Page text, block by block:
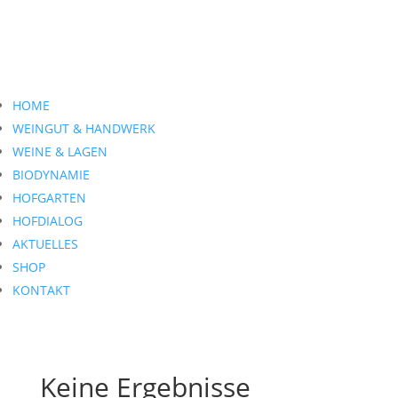
HOME
WEINGUT & HANDWERK
WEINE & LAGEN
BIODYNAMIE
HOFGARTEN
HOFDIALOG
AKTUELLES
SHOP
KONTAKT
Keine Ergebnisse